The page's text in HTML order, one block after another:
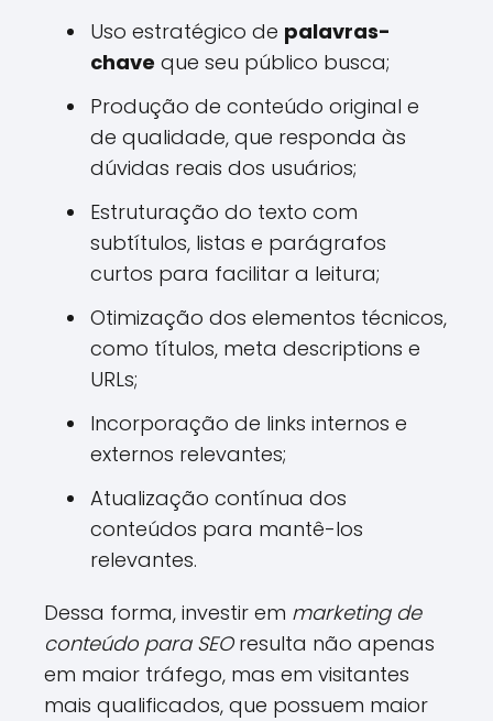
Uso estratégico de palavras-
chave que seu público busca;
Produção de conteúdo original e
de qualidade, que responda às
dúvidas reais dos usuários;
Estruturação do texto com
subtítulos, listas e parágrafos
curtos para facilitar a leitura;
Otimização dos elementos técnicos,
como títulos, meta descriptions e
URLs;
Incorporação de links internos e
externos relevantes;
Atualização contínua dos
conteúdos para mantê-los
relevantes.
Dessa forma, investir em marketing de
conteúdo para SEOresulta não apenas
em maior tráfego, mas em visitantes
mais qualificados, que possuem maior